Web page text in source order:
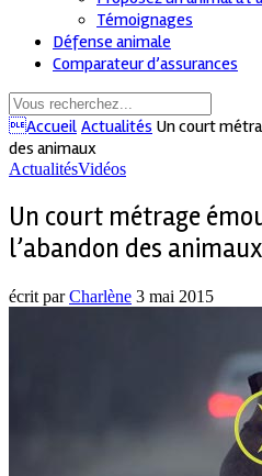
Témoignages
Défense animale
Comparateur d’assurances
Accueil Actualités Un court
des animaux
ActualitésVidéos
Un court métrage
l’abandon des animaux
écrit parCharlène 3 mai 2015